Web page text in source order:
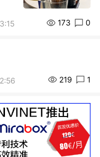
173 0
219 1